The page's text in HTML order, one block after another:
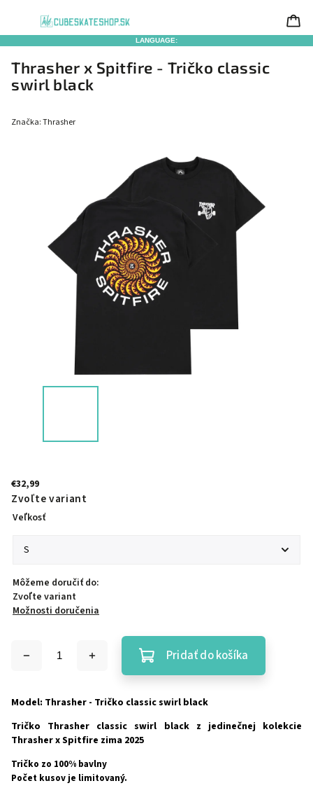
LANGUAGE:
Thrasher x Spitfire - Tričko classic
swirl black
Značka:Thrasher
€32,99
Zvoľte variant
Veľkosť
Môžeme doručiť do:
Zvoľte variant
Možnosti doručenia
Pridať do košíka
Model: Thrasher - Tričko classic swirl black
Tričko Thrasher classic swirl black z jedinečnej kolekcie
Thrasher x Spitfire zima 2025
Tričko zo 100% bavlny
Počet kusov je limitovaný.